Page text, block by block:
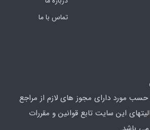
تماس با ما
مورد دارای مجوز های لازم از مراجع
این سایت تابع قوانین و مقررات